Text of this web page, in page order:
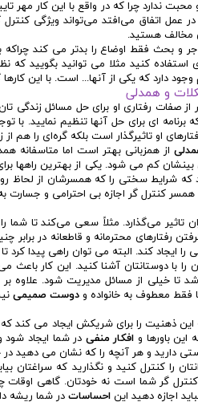
ندارد چرا که در واقع با این کار مهر
در عمل اتفاق می‌افتد می‌تواند ویژگی
مخالف هستید.
و بحث فقط اوضاع را بدتر می کند چراکه
استفاده کنید مثلا می توانید بگویید
وجود دارد که یکی از آنها... است. با این
صفات رفتاری او برای حل مسائل زندگی
ای برای حل آنها تنظیم نمایید.
او تاثیرگذار است بلکه گره‌ای را هم
از همزبانی بهتر است اما متاسفانه
کم می شود. یکی از بهترین راهها
که شرایط سختی را که همسرشان از لحاظ
همسر کنترل گر اجازه بی احترامی و
تاثیر می‌گذارد. مثلاً سعی می‌کند تا شما
رفتارهای محترمانه و قاطعانه در برابر
ایجاد کند. البته می توان راهی پیدا کرد تا
با دوستانتان آشنا کنید. این کار باعث
تا خیلی از مسائل مدیریت شود. علاوه
فقط معطوف به خانواده و دوست صمیمی
ذهنیت را برای شریکش ایجاد می کند که
این باورها و افکار منفی در شما ایجاد
دارید و هر آنچه را که نشان می دهید
را کنترل کنید و نگذارید که سراغتان
گر شما است نه خودتان. گاهی اوقات
اجازه دهید این احساسات در شما ریشه